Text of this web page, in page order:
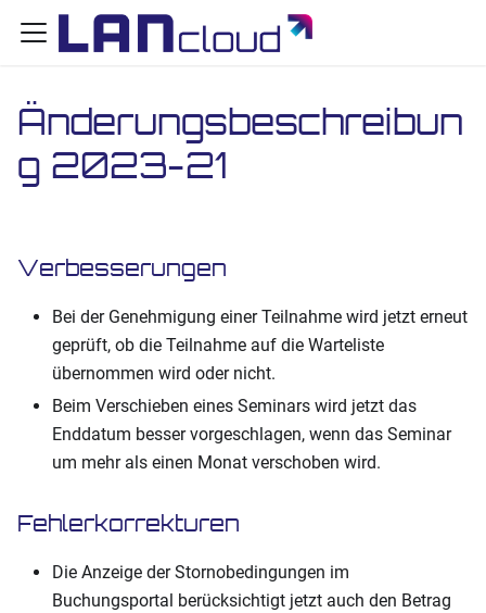
Änderungsbeschreibun
g 2023-21
Verbesserungen
Bei der Genehmigung einer Teilnahme wird jetzt erneut
geprüft, ob die Teilnahme auf die Warteliste
übernommen wird oder nicht.
Beim Verschieben eines Seminars wird jetzt das
Enddatum besser vorgeschlagen, wenn das Seminar
um mehr als einen Monat verschoben wird.
Fehlerkorrekturen
Die Anzeige der Stornobedingungen im
Buchungsportal berücksichtigt jetzt auch den Betrag